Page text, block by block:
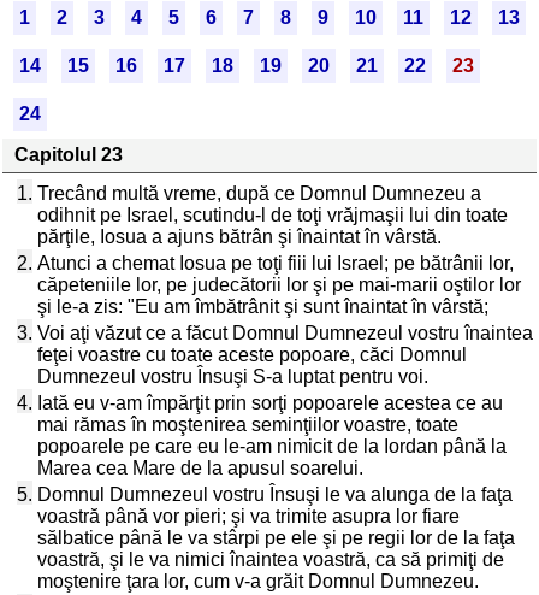
1 2 3 4 5 6 7 8 9 10 11 12 13
14 15 16 17 18 19 20 21 22 23
24
Capitolul 23
1. Trecând multă vreme, după ce Domnul Dumnezeu a
odihnit pe Israel, scutindu-l de toţi vrăjmaşii lui din toate
părţile, Iosua a ajuns bătrân şi înaintat în vârstă.
2. Atunci a chemat Iosua pe toţi fiii lui Israel; pe bătrânii lor,
căpeteniile lor, pe judecătorii lor şi pe mai-marii oştilor lor
şi le-a zis: "Eu am îmbătrânit şi sunt înaintat în vârstă;
3. Voi aţi văzut ce a făcut Domnul Dumnezeul vostru înaintea
feţei voastre cu toate aceste popoare, căci Domnul
Dumnezeul vostru Însuşi S-a luptat pentru voi.
4. Iată eu v-am împărţit prin sorţi popoarele acestea ce au
mai rămas în moştenirea seminţiilor voastre, toate
popoarele pe care eu le-am nimicit de la Iordan până la
Marea cea Mare de la apusul soarelui.
5. Domnul Dumnezeul vostru Însuşi le va alunga de la faţa
voastră până vor pieri; şi va trimite asupra lor fiare
sălbatice până le va stârpi pe ele şi pe regii lor de la faţa
voastră, şi le va nimici înaintea voastră, ca să primiţi de
moştenire ţara lor, cum v-a grăit Domnul Dumnezeu.